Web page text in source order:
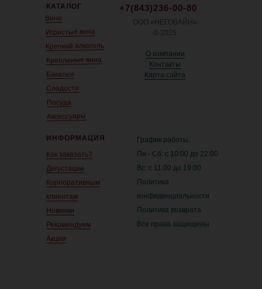
КАТАЛОГ
Вино
Игристые вина
Крепкий алкоголь
Крепленые вина
Бакалея
Сладости
Посуда
Аксессуары
ИНФОРМАЦИЯ
Как заказать?
Дегустации
Корпоративным
клиентам
Новинки
Рекомендуем
Акции
График работы:
Пн - Сб: с 10:00 до 22:00
Вс: с 11:00 до 19:00
Политика
конфиденциальности
Политика возврата
Все права защищены
ООО «НЕГОВАЙН»
© 2025
О компании
Контакты
Карта сайта
+7(843)236-00-80